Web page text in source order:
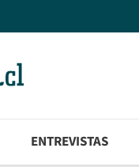
ENTREVISTAS